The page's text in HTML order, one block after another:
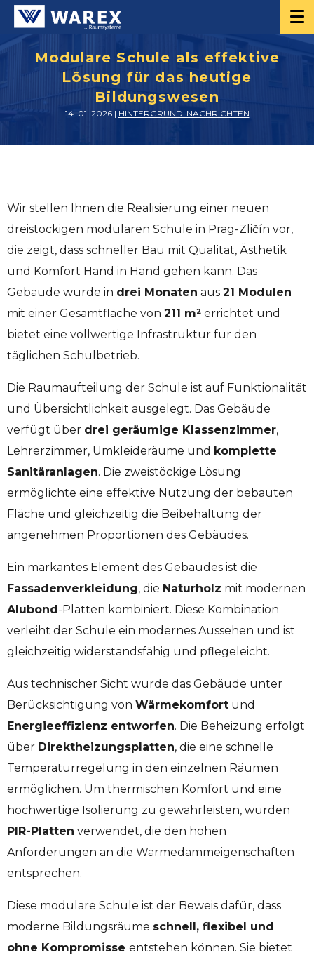
Modulare Schule als effektive
Lösung für das heutige
Bildungswesen
14. 01. 2026 | HINTERGRUND-NACHRICHTEN
Wir stellen Ihnen die Realisierung einer neuen
dreistöckigen modularen Schule in Prag-Zličín vor,
die zeigt, dass schneller Bau mit Qualität, Ästhetik
und Komfort Hand in Hand gehen kann. Das
Gebäude wurde in drei Monaten aus 21 Modulen
mit einer Gesamtfläche von 211 m² errichtet und
bietet eine vollwertige Infrastruktur für den
täglichen Schulbetrieb.
Die Raumaufteilung der Schule ist auf Funktionalität
und Übersichtlichkeit ausgelegt. Das Gebäude
verfügt über drei geräumige Klassenzimmer,
Lehrerzimmer, Umkleideräume und komplette
Sanitäranlagen. Die zweistöckige Lösung
ermöglichte eine effektive Nutzung der bebauten
Fläche und gleichzeitig die Beibehaltung der
angenehmen Proportionen des Gebäudes.
Ein markantes Element des Gebäudes ist die
Fassadenverkleidung, die Naturholz mit modernen
Alubond-Platten kombiniert. Diese Kombination
verleiht der Schule ein modernes Aussehen und ist
gleichzeitig widerstandsfähig und pflegeleicht.
Aus technischer Sicht wurde das Gebäude unter
Berücksichtigung von Wärmekomfort und
Energieeffizienz entworfen. Die Beheizung erfolgt
über Direktheizungsplatten, die eine schnelle
Temperaturregelung in den einzelnen Räumen
ermöglichen. Um thermischen Komfort und eine
hochwertige Isolierung zu gewährleisten, wurden
PIR-Platten verwendet, die den hohen
Anforderungen an die Wärmedämmeigenschaften
entsprechen.
Diese modulare Schule ist der Beweis dafür, dass
moderne Bildungsräume schnell, flexibel und
ohne Kompromisse entstehen können. Sie bietet